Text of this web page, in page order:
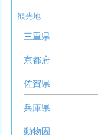
観光地
三重県
京都府
佐賀県
兵庫県
動物園